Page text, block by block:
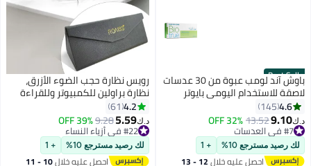
Best Seller باوش آند لومب عبوة من 30 عدسات
لاصقة للاستخدام اليومي بايوتر
4.6
145
د.ك‏9.10
13.52
32% OFF
#7 في العدسات
#7 في العدسات
لك رصيد مسترجع 10% + 1
احصل عليه خلال 12 - 13
رويس نظارة حجب الضوء الأزرق،
نظارة براولين للكمبيوتر وللقراءة
والألعاب والتلفزيون والهواتف بفلتر
الضوء الأزرق، نظارات الموضة
المضادة لإجهاد العين والصداع
للنساء والرجال، أسود، 52 مم
4.2
61
د.ك‏5.59
9.28
39% OFF
#22 في أزياء النساء
#22 في أزياء النساء
لك رصيد مسترجع 10% + 1
احصل عليه خلال 10 - 11